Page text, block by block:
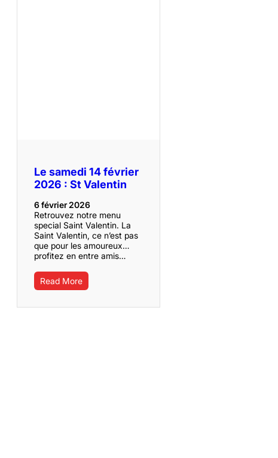
Le samedi 14 février
2026 : St Valentin
6 février 2026
Retrouvez notre menu
special Saint Valentin. La
Saint Valentin, ce n’est pas
que pour les amoureux…
profitez en entre amis…
Read More